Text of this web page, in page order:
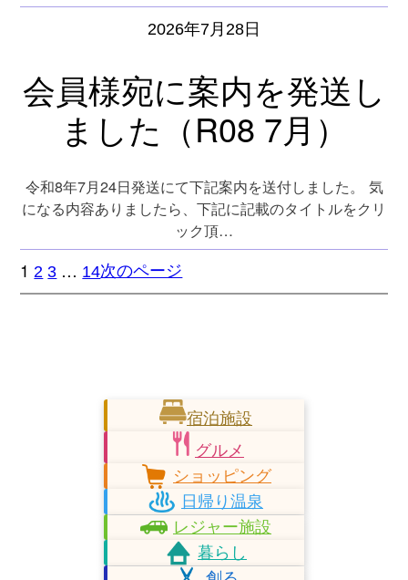
2026年7月28日
会員様宛に案内を発送し
ました（R08 7月）
令和8年7月24日発送にて下記案内を送付しました。 気
になる内容ありましたら、下記に記載のタイトルをクリ
ック頂…
1 2 3 … 14次のページ
宿泊施設
グルメ
ショッピング
日帰り温泉
レジャー施設
暮らし